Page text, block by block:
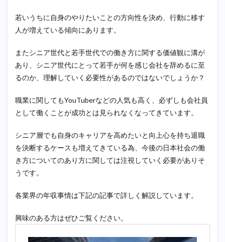
若いうちに自身のやりたいことの方向性を決め、行動に移す
人が増えている傾向にあります。
またシニア世代と若手世代での働き方に関する価値観に溝が
あり、シニア世代にとって若手が何を感じ会社を辞めるに至
るのか、理解していく必要性があるのではないでしょうか？
職業に関してもYouTuberなどの人気も高く、必ずしも会社員
として働くことが成功とは見られなくなってきています。
シニア層でも自身のキャリアを高めたいと向上心を持ち退職
を決断するケースも増えてきている為、今後の日本社会の働
き方についてのあり方に関しては注視していく必要がありそ
うです。
各業界の年収事情は下記の記事で詳しく解説しています。
興味のある方はぜひご覧ください。